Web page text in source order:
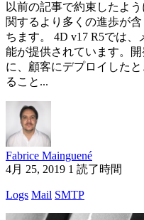
以前の記事で約束したよ
関するより多くの進歩が
ちます。 4D v17 R5では
能が提供されています。
に、顧客にデプロイした
ること...
Fabrice Mainguené
4月 25, 2019 1 読了時間
Logs Mail SMTP